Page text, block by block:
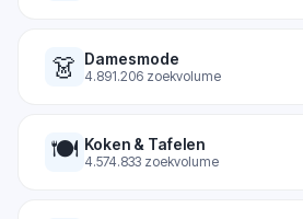
👗 Damesmode
4.891.206 zoekvolume
🍽️ Koken & Tafelen
4.574.833 zoekvolume